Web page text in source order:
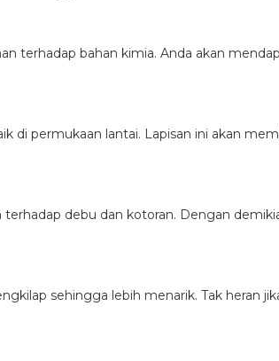
terhadap bahan kimia. Anda akan
di permukaan lantai. Lapisan ini akan
debu dan kotoran. Dengan
sehingga lebih menarik. Tak heran